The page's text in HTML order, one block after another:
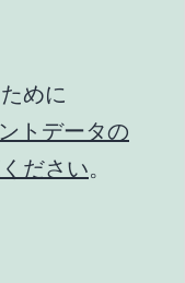
めに
トデータの
ださい。